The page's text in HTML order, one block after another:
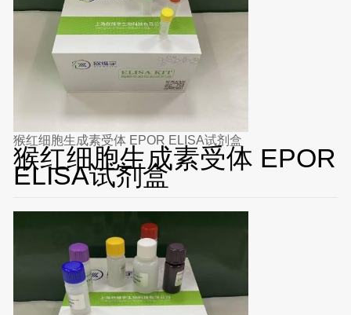
猴红细胞生成素受体 EPOR ELISA试剂盒
猴红细胞生成素受体 EPOR
ELISA试剂盒